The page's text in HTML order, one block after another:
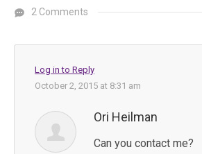
2 Comments
Log in to Reply
October 2, 2015 at 8:31 am
Ori Heilman
Can you contact me?